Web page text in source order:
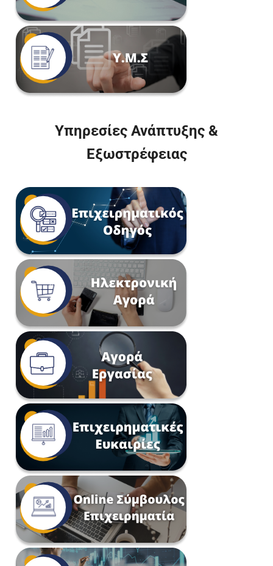
Υπηρεσίες Ανάπτυξης &
Εξωστρέφειας